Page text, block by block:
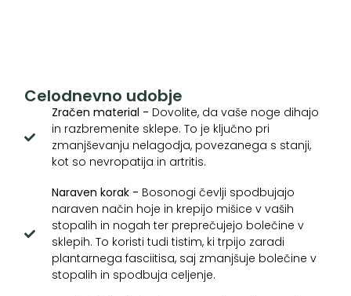
Celodnevno udobje
Zračen material - Dovolite, da vaše noge dihajo
in razbremenite sklepe. To je ključno pri
zmanjševanju nelagodja, povezanega s stanji,
kot so nevropatija in artritis.
Naraven korak - Bosonogi čevlji spodbujajo
naraven način hoje in krepijo mišice v vaših
stopalih in nogah ter preprečujejo bolečine v
sklepih. To koristi tudi tistim, ki trpijo zaradi
plantarnega fasciitisa, saj zmanjšuje bolečine v
stopalih in spodbuja celjenje.